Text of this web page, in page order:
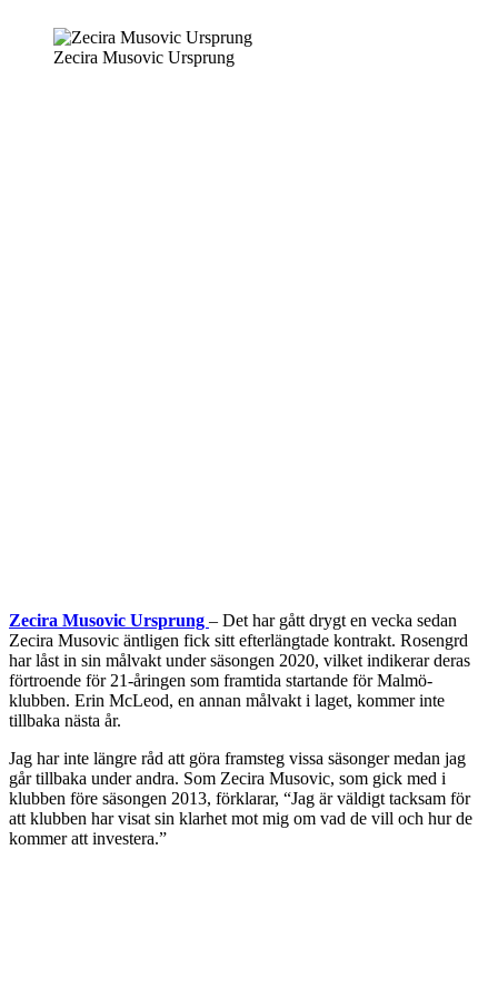
Zecira Musovic Ursprung
Zecira Musovic Ursprung – Det har gått drygt en vecka sedan
Zecira Musovic äntligen fick sitt efterlängtade kontrakt. Rosengrd
har låst in sin målvakt under säsongen 2020, vilket indikerar deras
förtroende för 21-åringen som framtida startande för Malmö-
klubben. Erin McLeod, en annan målvakt i laget, kommer inte
tillbaka nästa år.
Jag har inte längre råd att göra framsteg vissa säsonger medan jag
går tillbaka under andra. Som Zecira Musovic, som gick med i
klubben före säsongen 2013, förklarar, “Jag är väldigt tacksam för
att klubben har visat sin klarhet mot mig om vad de vill och hur de
kommer att investera.”